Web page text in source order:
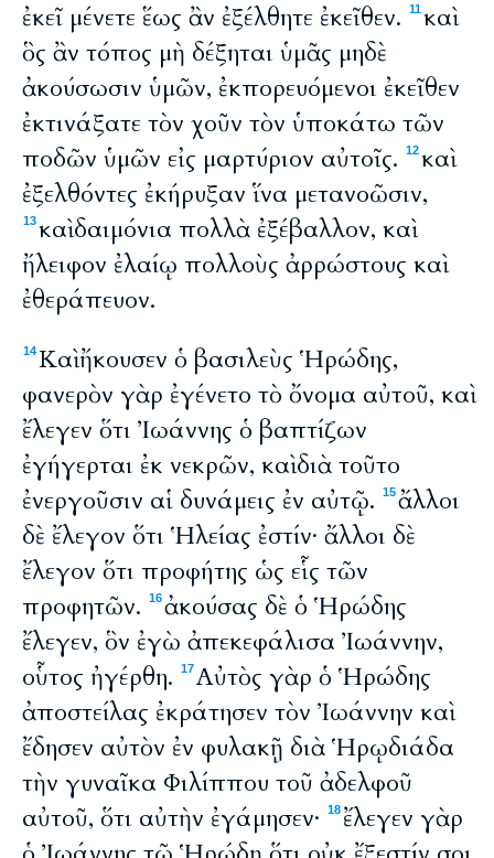
ἐκεῖ μένετε ἕως ἂν ἐξέλθητε ἐκεῖθεν.
11καὶ
ὃς ἂν τόπος μὴ δέξηται ὑμᾶς μηδὲ
ἀκούσωσιν ὑμῶν, ἐκπορευόμενοι ἐκεῖθεν
ἐκτινάξατε τὸν χοῦν τὸν ὑποκάτω τῶν
ποδῶν ὑμῶν εἰς μαρτύριον αὐτοῖς.
12καὶ
ἐξελθόντες ἐκήρυξαν ἵνα μετανοῶσιν,
13καὶ δαιμόνια πολλὰ ἐξέβαλλον, καὶ
ἤλειφον ἐλαίῳ πολλοὺς ἀρρώστους καὶ
ἐθεράπευον.
14Καὶ ἤκουσεν ὁ βασιλεὺς Ἡρώδης,
φανερὸν γὰρ ἐγένετο τὸ ὄνομα αὐτοῦ, καὶ
ἔλεγεν ὅτι Ἰωάννης ὁ βαπτίζων
ἐγήγερται ἐκ νεκρῶν, καὶ διὰ τοῦτο
ἐνεργοῦσιν αἱ δυνάμεις ἐν αὐτῷ.
15ἄλλοι
δὲ ἔλεγον ὅτι Ἡλείας ἐστίν· ἄλλοι δὲ
ἔλεγον ὅτι προφήτης ὡς εἷς τῶν
προφητῶν.
16ἀκούσας δὲ ὁ Ἡρώδης
ἔλεγεν, ὃν ἐγὼ ἀπεκεφάλισα Ἰωάννην,
οὗτος ἠγέρθη.
17Αὐτὸς γὰρ ὁ Ἡρώδης
ἀποστείλας ἐκράτησεν τὸν Ἰωάννην καὶ
ἔδησεν αὐτὸν ἐν φυλακῇ διὰ Ἡρῳδιάδα
τὴν γυναῖκα Φιλίππου τοῦ ἀδελφοῦ
αὐτοῦ, ὅτι αὐτὴν ἐγάμησεν·
18 ἔλεγεν γὰρ